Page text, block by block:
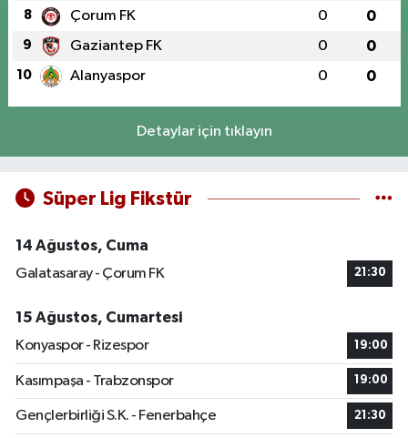
8 Çorum FK 0 0
9 Gaziantep FK 0 0
10 Alanyaspor 0 0
Detaylar için tıklayın
Süper Lig Fikstür
14 Ağustos, Cuma
Galatasaray - Çorum FK
21:30
15 Ağustos, Cumartesi
Konyaspor - Rizespor
19:00
Kasımpaşa - Trabzonspor 19:00
Gençlerbirliği S.K. - Fenerbahçe 21:30